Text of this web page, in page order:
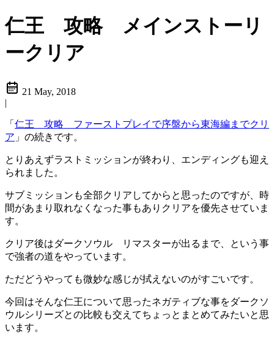
仁王 攻略 メインストーリ
ークリア
21 May, 2018
|
「 仁王 攻略 ファーストプレイで序盤から東海編までクリ
ア 」の続きです。
とりあえずラストミッションが終わり、エンディングも迎え
られました。
サブミッションも全部クリアしてからと思ったのですが、時
間があまり取れなくなった事もありクリアを優先させていま
す。
クリア後はダークソウル リマスターが出るまで、という事
で強者の道をやっています。
ただどうやっても微妙な感じが拭えないのがすごいです。
今回はそんな仁王について思ったネガティブな事をダークソ
ウルシリーズとの比較も交えてちょっとまとめてみたいと思
います。